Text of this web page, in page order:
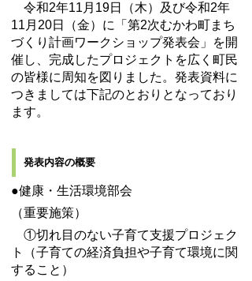
令和2年11月19日（木）及び令和2年
11月20日（金）に「第2次むかわ町まち
づくり計画ワークショップ発表会」を開
催し、完成したプロジェクトを広く町民
の皆様に周知を図りました。発表資料に
つきましては下記のとおりとなっており
ます。
発表内容の概要
●健康・生活環境部会
（重要施策）
①切れ目のない子育て支援プロジェク
ト（子育ての経済負担や子育て環境に関
すること）